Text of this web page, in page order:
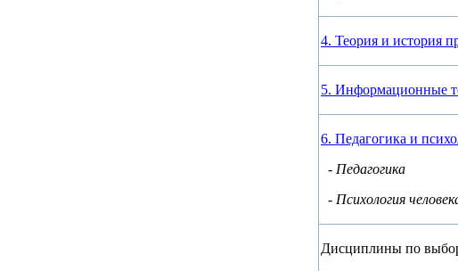
4. Теория и история
5. Информационные
6. Педагогика и
- Педагогика
- Психология
Дисциплины по